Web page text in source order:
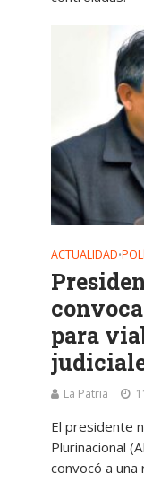
ACTUALIDAD•
para
La Patria
El presidente
Plurinacional
convocó a una